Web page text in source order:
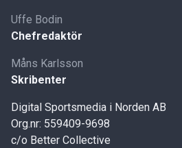
Uffe Bodin
Chefredaktör
Måns Karlsson
Skribenter
Digital Sportsmedia i Norden AB
Org.nr: 559409-9698
c/o Better Collective